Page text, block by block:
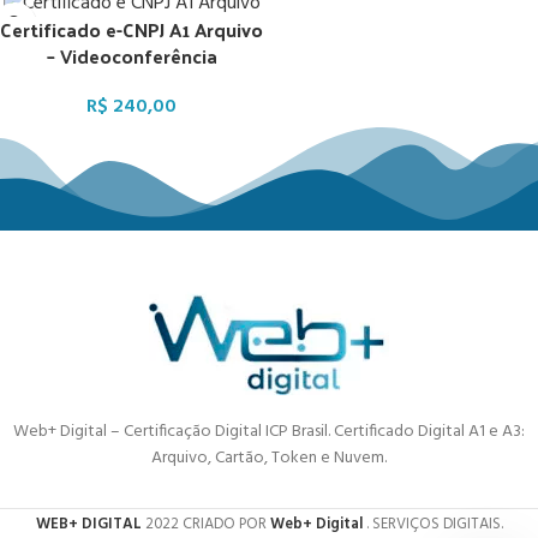
Certificado e-CNPJ A1 Arquivo
– Videoconferência
R$ 240,00
Web+ Digital – Certificação Digital ICP Brasil. Certificado Digital A1 e A3:
Arquivo, Cartão, Token e Nuvem.
WEB+ DIGITAL 2022 CRIADO PORWeb+ Digital. SERVIÇOS DIGITAIS.